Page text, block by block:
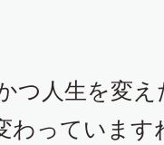
つ人生を変え
わっています